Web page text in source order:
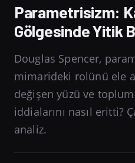
Parametrisizm:
Gölgesinde Yitik
Douglas Spencer,
mimarideki rolünü ele
değişen yüzü ve
iddialarını nasıl eritti?
analiz.